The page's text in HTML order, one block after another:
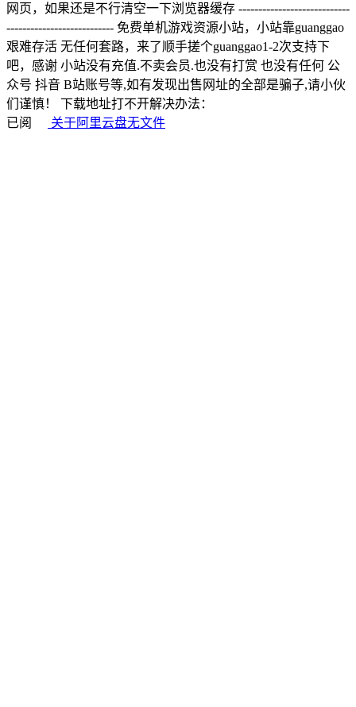
网页，如果还是不行清空一下浏览器缓存 ----------------------------
--------------------------- 免费单机游戏资源小站，小站靠guanggao
艰难存活 无任何套路，来了顺手搓个guanggao1-2次支持下
吧，感谢 小站没有充值.不卖会员.也没有打赏 也没有任何 公
众号 抖音 B站账号等,如有发现出售网址的全部是骗子,请小伙
们谨慎！ 下载地址打不开解决办法：
已阅
关于阿里云盘无文件